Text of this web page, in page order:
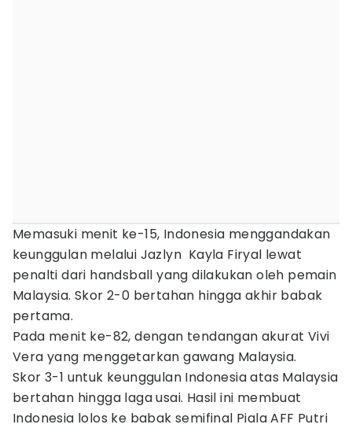
Memasuki menit ke-15, Indonesia menggandakan
keunggulan melalui Jazlyn Kayla Firyal lewat
penalti dari handsball yang dilakukan oleh pemain
Malaysia. Skor 2-0 bertahan hingga akhir babak
pertama.
Pada menit ke-82, dengan tendangan akurat Vivi
Vera yang menggetarkan gawang Malaysia.
Skor 3-1 untuk keunggulan Indonesia atas Malaysia
bertahan hingga laga usai. Hasil ini membuat
Indonesia lolos ke babak semifinal Piala AFF Putri